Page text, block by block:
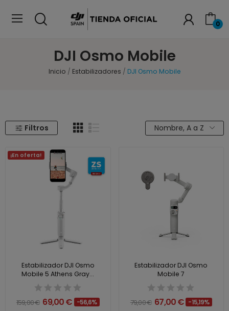
0
DJI Osmo Mobile
Inicio Estabilizadores DJI Osmo Mobile
Filtros Nombre, A a Z
¡En oferta!
Estabilizador DJI Osmo
Mobile 5 Athens Gray...
159,00 € 69,00 € -56,6%
Estabilizador DJI Osmo
Mobile 7
79,00 € 67,00 € -15,19%